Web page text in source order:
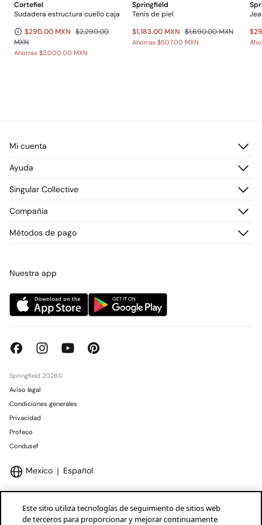
Cortefiel
Sudadera estructura cuello caja
$290.00 MXN $2,290.00
MXN
Ahorras $2,000.00 MXN
Springfield
Tenis de piel
$1,183.00 MXN $1,690.00 MXN
Ahorras $507.00 MXN
Mi cuenta
Registrarme
Direcciones de envío
Ayuda
Preguntas frecuentes
Envío
Promociones vigentes
Singular Collective
¡Únete!
Compañia
Tiendas
Métodos de pago
Nuestra app
Springfield 2026©
Aviso legal
Condiciones generales
Privacidad
Profeco
Condusef
Mexico Español
Este sitio utiliza tecnologías de seguimiento de sitios web
de terceros para proporcionar y mejorar continuamente